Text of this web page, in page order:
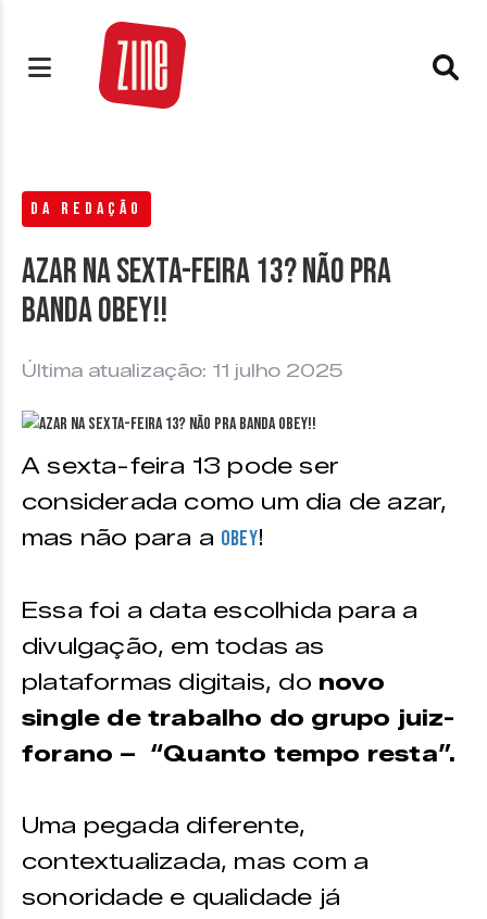
DA REDAÇÃO
Azar na sexta-feira 13? Não pra
banda Obey!!
Última atualização: 11 julho 2025
A sexta-feira 13 pode ser
considerada como um dia de azar,
mas não para a Obey!
Essa foi a data escolhida para a
divulgação, em todas as
plataformas digitais, do novo
single de trabalho do grupo juiz-
forano – “Quanto tempo resta”.
Uma pegada diferente,
contextualizada, mas com a
sonoridade e qualidade já